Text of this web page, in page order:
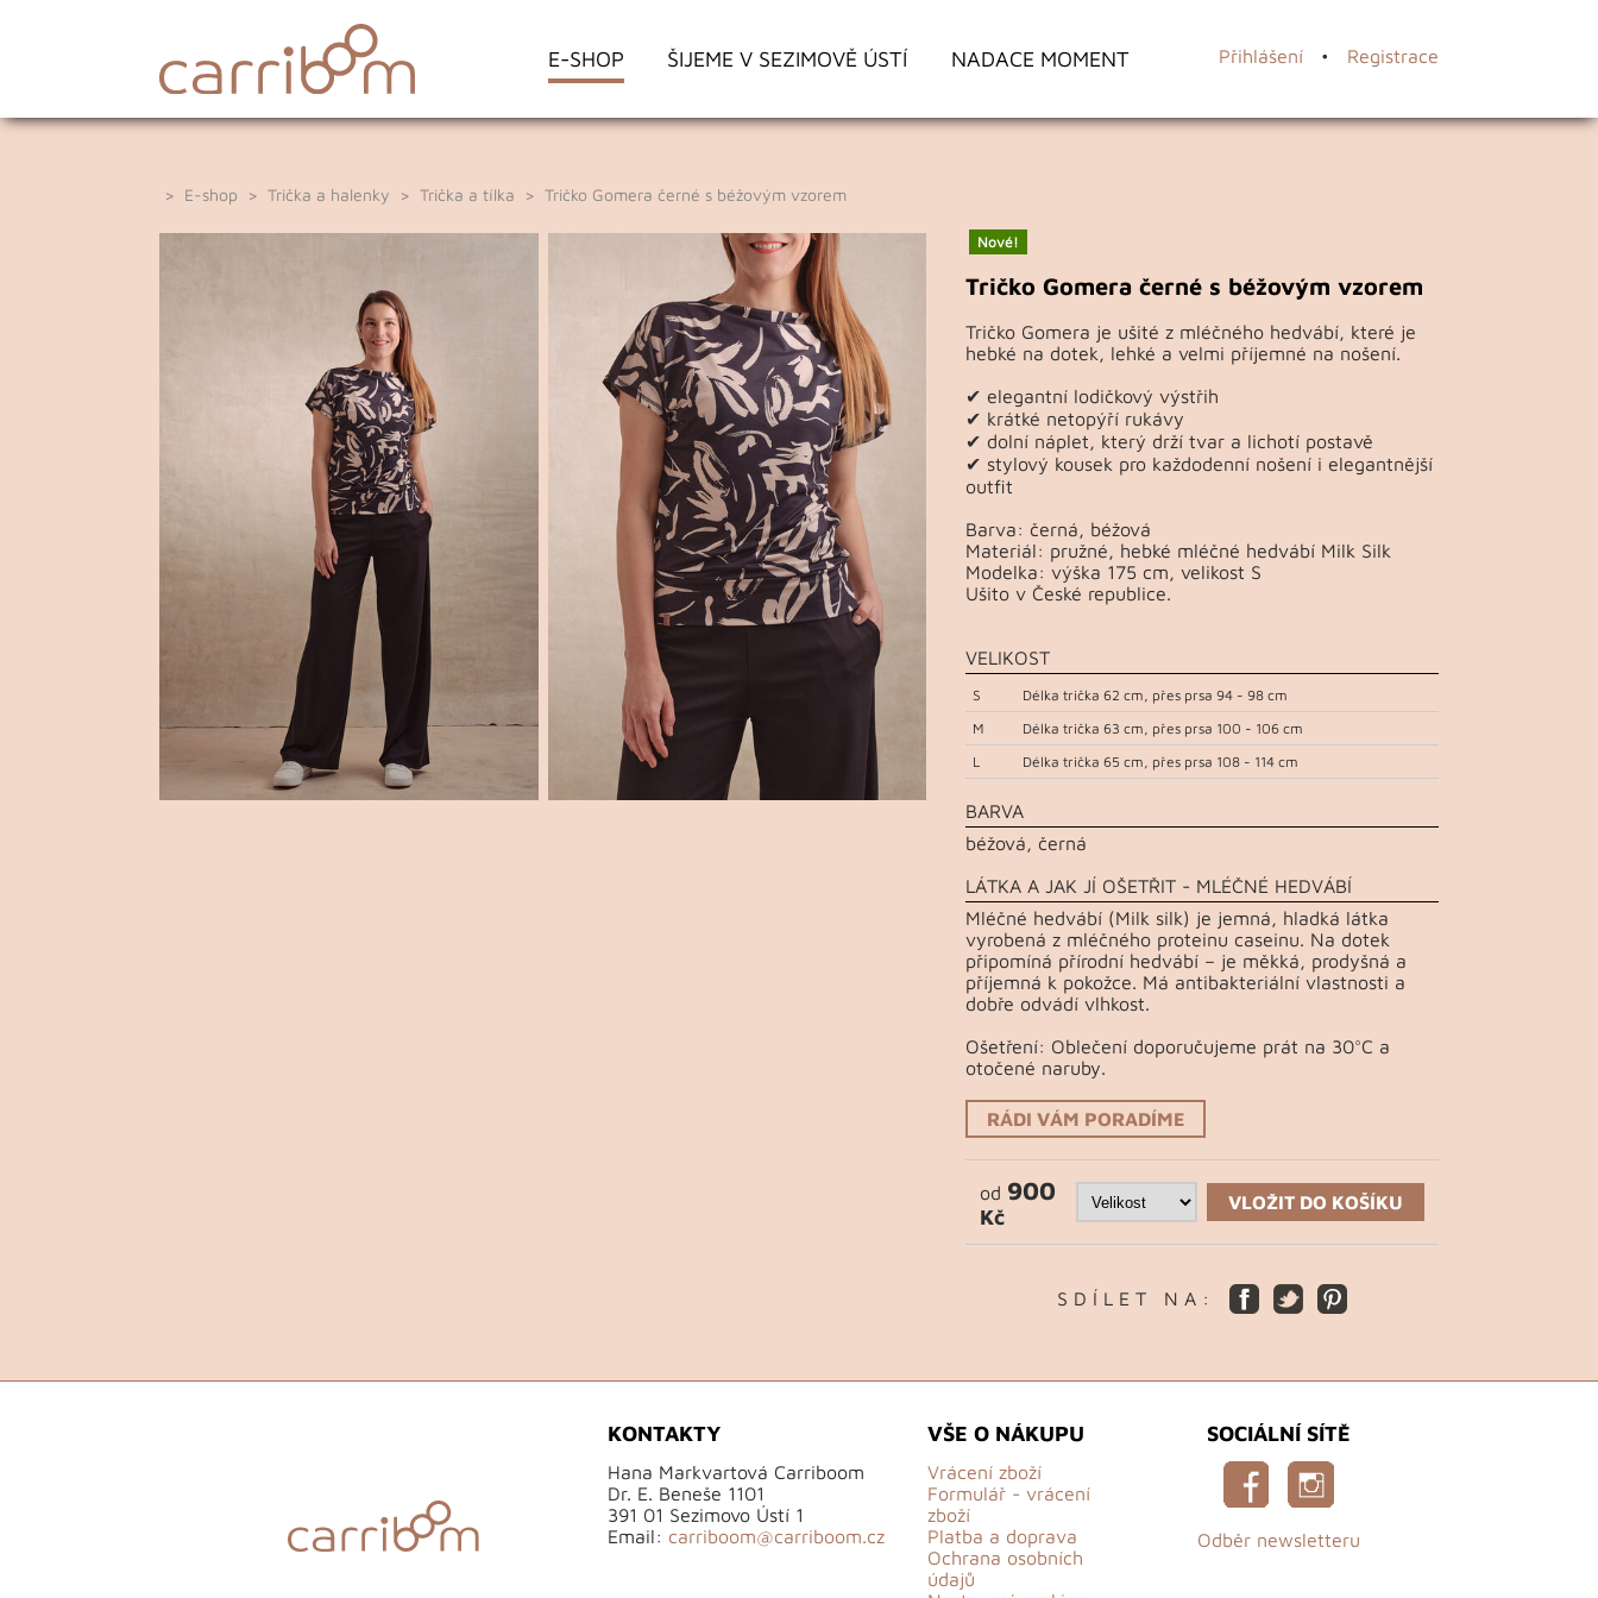
E-SHOP ŠIJEME V SEZIMOVĚ ÚSTÍ NADACE MOMENT Přihlášení• Registrace
> E-shop >Trička a halenky >Trička a tílka > Tričko Gomera černé s béžovým vzorem
Nové!
Tričko Gomera černé s béžovým vzorem
Tričko Gomera je ušité z mléčného hedvábí, které je
hebké na dotek, lehké a velmi příjemné na nošení.
✔ elegantní lodičkový výstřih
✔ krátké netopýří rukávy
✔ dolní náplet, který drží tvar a lichotí postavě
✔ stylový kousek pro každodenní nošení i elegantnější
outfit
Barva: černá, béžová
Materiál: pružné, hebké mléčné hedvábí Milk Silk
Modelka: výška 175 cm, velikost S
Ušito v České republice.
VELIKOST
S
Délka trička 62 cm, přes prsa 94 - 98 cm
M
Délka trička 63 cm, přes prsa 100 - 106 cm
L
Délka trička 65 cm, přes prsa 108 - 114 cm
BARVA
béžová, černá
LÁTKA A JAK JÍ OŠETŘIT - MLÉČNÉ HEDVÁBÍ
Mléčné hedvábí (Milk silk) je jemná, hladká látka
vyrobená z mléčného proteinu caseinu. Na dotek
připomíná přírodní hedvábí – je měkká, prodyšná a
příjemná k pokožce. Má antibakteriální vlastnosti a
dobře odvádí vlhkost.
Ošetření: Oblečení doporučujeme prát na 30°C a
otočené naruby.
RÁDI VÁM PORADÍME
od 900
Kč
VLOŽIT DO KOŠÍKU
S D Í L E T N A :
KONTAKTY
Hana Markvartová Carriboom
Dr. E. Beneše 1101
391 01 Sezimovo Ústí 1
Email: carriboom@carriboom.cz
VŠE O NÁKUPU
Vrácení zboží
Formulář - vrácení
zboží
Platba a doprava
Ochrana osobních
údajů
SOCIÁLNÍ SÍTĚ
Odběr newsletteru